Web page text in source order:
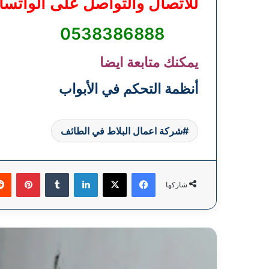
يمكنك متابعة ايضا
أنظمة التحكم في الأبواب
شركة اعمال البلاط في الطائف
شاركها
فيسبوك ‫X لينكدإن